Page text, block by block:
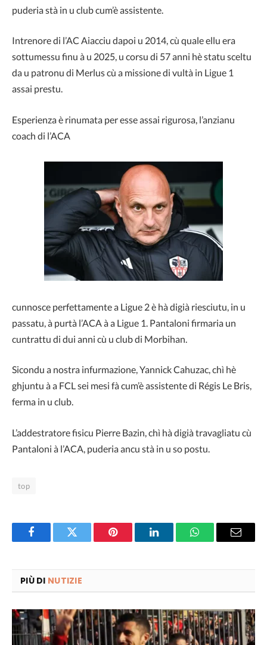
puderia stà in u club cum’è assistente.
Intrenore di l’AC Aiacciu dapoi u 2014, cù quale ellu era
sottumessu finu à u 2025, u corsu di 57 anni hè statu sceltu
da u patronu di Merlus cù a missione di vultà in Ligue 1
assai prestu.
Esperienza è rinumata per esse assai rigurosa, l’anzianu
coach di l’ACA
cunnosce perfettamente a Ligue 2 è hà digià riesciutu, in u
passatu, à purtà l’ACA à a Ligue 1. Pantaloni firmaria un
cuntrattu di dui anni cù u club di Morbihan.
Sicondu a nostra infurmazione, Yannick Cahuzac, chì hè
ghjuntu à a FCL sei mesi fà cum’è assistente di Régis Le Bris,
ferma in u club.
L’addestratore fisicu Pierre Bazin, chì hà digià travagliatu cù
Pantaloni à l’ACA, puderia ancu stà in u so postu.
top
FacebookTwitter Pinterest LinkedInWhatsAppEmail
PIÙ DI NUTIZIE